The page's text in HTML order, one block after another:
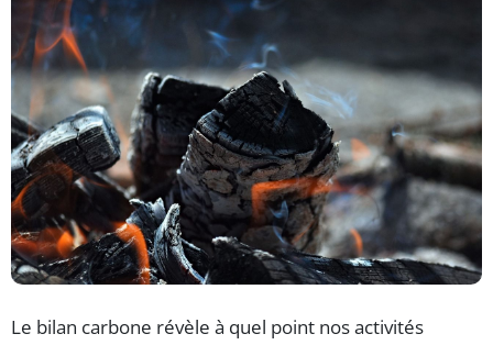
Le bilan carbone révèle à quel point nos activités